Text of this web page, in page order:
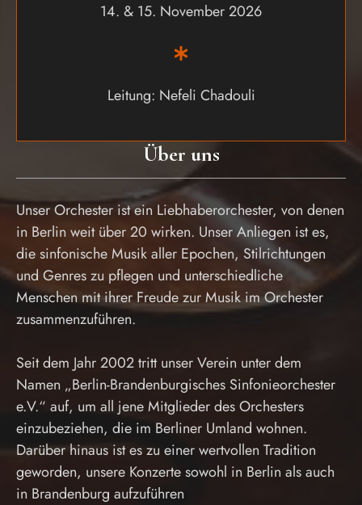
Über uns
Unser Orchester ist ein Liebhaberorchester, von denen
in Berlin weit über 20 wirken. Unser Anliegen ist es,
die sinfonische Musik aller Epochen, Stilrichtungen
und Genres zu pflegen und unterschiedliche
Menschen mit ihrer Freude zur Musik im Orchester
zusammenzuführen.
Seit dem Jahr 2002 tritt unser Verein unter dem
Namen „Berlin-Brandenburgisches Sinfonieorchester
e.V.“ auf, um all jene Mitglieder des Orchesters
einzubeziehen, die im Berliner Umland wohnen.
Darüber hinaus ist es zu einer wertvollen Tradition
geworden, unsere Konzerte sowohl in Berlin als auch
in Brandenburg aufzuführen
14. & 15. November 2026
Leitung: Nefeli Chadouli